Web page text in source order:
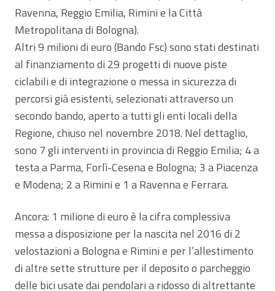
Ravenna, Reggio Emilia, Rimini e la Città
Metropolitana di Bologna).
Altri 9 milioni di euro (Bando Fsc) sono stati destinati
al finanziamento di 29 progetti di nuove piste
ciclabili e di integrazione o messa in sicurezza di
percorsi già esistenti, selezionati attraverso un
secondo bando, aperto a tutti gli enti locali della
Regione, chiuso nel novembre 2018. Nel dettaglio,
sono 7 gli interventi in provincia di Reggio Emilia; 4 a
testa a Parma, Forlì-Cesena e Bologna; 3 a Piacenza
e Modena; 2 a Rimini e 1 a Ravenna e Ferrara.
Ancora: 1 milione di euro è la cifra complessiva
messa a disposizione per la nascita nel 2016 di 2
velostazioni a Bologna e Rimini e per l’allestimento
di altre sette strutture per il deposito o parcheggio
delle bici usate dai pendolari a ridosso di altrettante